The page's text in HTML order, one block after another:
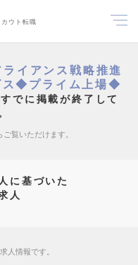
ウト転職
イアンス戦略推進
ス◆プライム上場◆
でに掲載が終了して
ご覧いただけます。
に基づいた
人
人情報です。